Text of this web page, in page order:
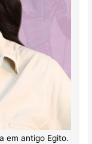
em antigo Egito.